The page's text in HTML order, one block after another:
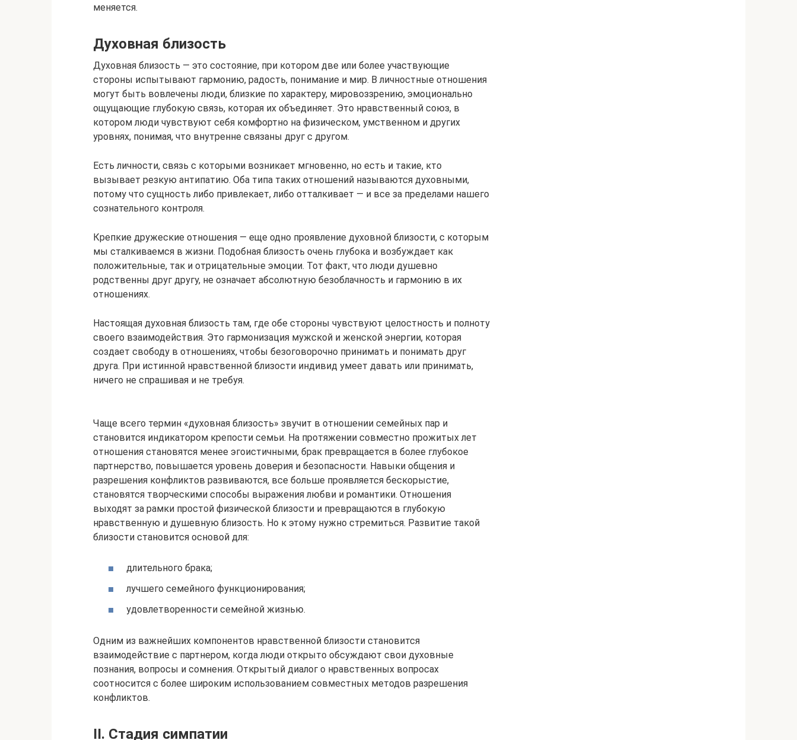
меняется.
Духовная близость
Духовная близость — это состояние, при котором две или более участвующие
стороны испытывают гармонию, радость, понимание и мир. В личностные отношения
могут быть вовлечены люди, близкие по характеру, мировоззрению, эмоционально
ощущающие глубокую связь, которая их объединяет. Это нравственный союз, в
котором люди чувствуют себя комфортно на физическом, умственном и других
уровнях, понимая, что внутренне связаны друг с другом.
Есть личности, связь с которыми возникает мгновенно, но есть и такие, кто
вызывает резкую антипатию. Оба типа таких отношений называются духовными,
потому что сущность либо привлекает, либо отталкивает — и все за пределами нашего
сознательного контроля.
Крепкие дружеские отношения — еще одно проявление духовной близости, с которым
мы сталкиваемся в жизни. Подобная близость очень глубока и возбуждает как
положительные, так и отрицательные эмоции. Тот факт, что люди душевно
родственны друг другу, не означает абсолютную безоблачность и гармонию в их
отношениях.
Настоящая духовная близость там, где обе стороны чувствуют целостность и полноту
своего взаимодействия. Это гармонизация мужской и женской энергии, которая
создает свободу в отношениях, чтобы безоговорочно принимать и понимать друг
друга. При истинной нравственной близости индивид умеет давать или принимать,
ничего не спрашивая и не требуя.
Чаще всего термин «духовная близость» звучит в отношении семейных пар и
становится индикатором крепости семьи. На протяжении совместно прожитых лет
отношения становятся менее эгоистичными, брак превращается в более глубокое
партнерство, повышается уровень доверия и безопасности. Навыки общения и
разрешения конфликтов развиваются, все больше проявляется бескорыстие,
становятся творческими способы выражения любви и романтики. Отношения
выходят за рамки простой физической близости и превращаются в глубокую
нравственную и душевную близость. Но к этому нужно стремиться. Развитие такой
близости становится основой для:
длительного брака;
лучшего семейного функционирования;
удовлетворенности семейной жизнью.
Одним из важнейших компонентов нравственной близости становится
взаимодействие с партнером, когда люди открыто обсуждают свои духовные
познания, вопросы и сомнения. Открытый диалог о нравственных вопросах
соотносится с более широким использованием совместных методов разрешения
конфликтов.
II. Стадия симпатии